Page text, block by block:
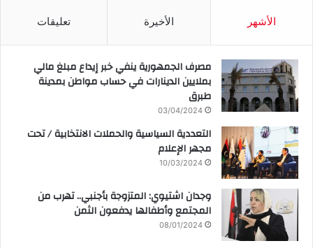
الأشهر الأخيرة تعليقات
مصرف الجمهورية ينفي خبر إيداع مبلغ مالي
بملايين الدينارات في حساب مواطن بمدينة
طبرق
03/04/2024
التعددية السياسية والحملات الانتخابية / تحت
مجهر الإعلام
10/03/2024
وجدان اشتيوي: المتزوجة بأجنبي.. تهرب من
المجتمع وأطفالها يدفعون الثمن
08/01/2024